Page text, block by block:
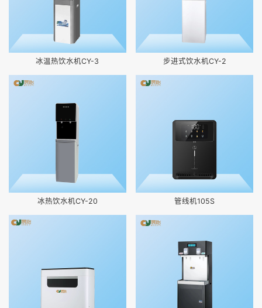
冰温热饮水机CY-3 步进式饮水机CY-2
冰热饮水机CY-20 管线机105S